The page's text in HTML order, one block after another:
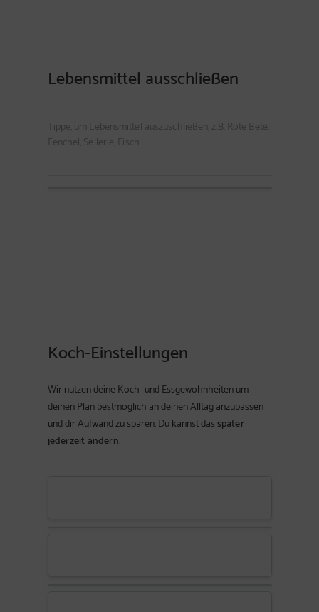
Lebensmittel ausschließen
Tippe, um Lebensmittel auszuschließen, z.B. Rote Bete,
Fenchel, Sellerie, Fisch...
Koch-Einstellungen
Wir nutzen deine Koch- und Essgewohnheiten um
deinen Plan bestmöglich an deinen Alltag anzupassen
und dir Aufwand zu sparen. Du kannst dasspäter
jederzeit ändern.